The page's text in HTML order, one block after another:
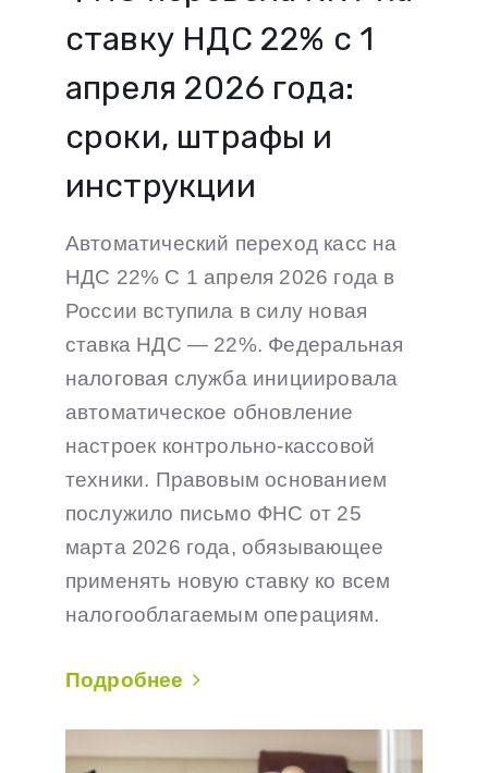
ставку НДС 22% с 1
апреля 2026 года:
сроки, штрафы и
инструкции
Автоматический переход касс на
НДС 22% С 1 апреля 2026 года в
России вступила в силу новая
ставка НДС — 22%. Федеральная
налоговая служба инициировала
автоматическое обновление
настроек контрольно-кассовой
техники. Правовым основанием
послужило письмо ФНС от 25
марта 2026 года, обязывающее
применять новую ставку ко всем
налогооблагаемым операциям.
Подробнее